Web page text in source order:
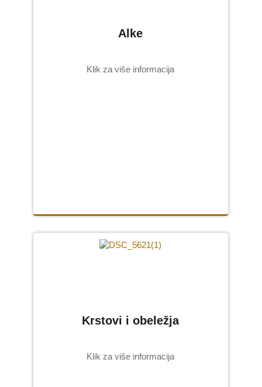
Alke
Klik za više informacija
Krstovi i obeležja
Klik za više informacija